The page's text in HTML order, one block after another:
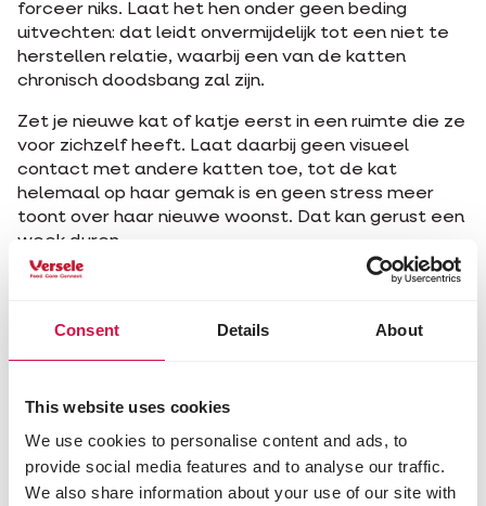
Consent Details About
This website uses cookies
We use cookies to personalise content and ads, to
provide social media features and to analyse our traffic.
We also share information about your use of our site with
forceer niks. Laat het hen onder geen beding
uitvechten: dat leidt onvermijdelijk tot een niet te
herstellen relatie, waarbij een van de katten
chronisch doodsbang zal zijn.
Zet je nieuwe kat of katje eerst in een ruimte die ze
voor zichzelf heeft. Laat daarbij geen visueel
contact met andere katten toe, tot de kat
helemaal op haar gemak is en geen stress meer
toont over haar nieuwe woonst. Dat kan gerust een
week duren.
Plaats je oude en je nieuwe kat aan beide zijden
lekkers te eten. Zo leer je hen een positieve link
Als beide katten rustig aan het eten zijn, kun je de
deur op een kier zetten. Let op: doe dit wel niet te